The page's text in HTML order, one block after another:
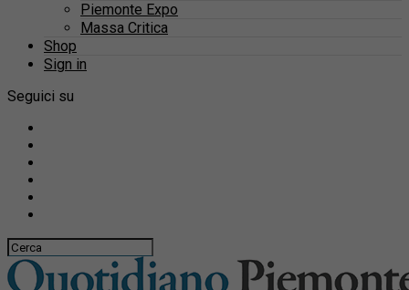
Piemonte Expo
Massa Critica
Shop
Sign in
Seguici su